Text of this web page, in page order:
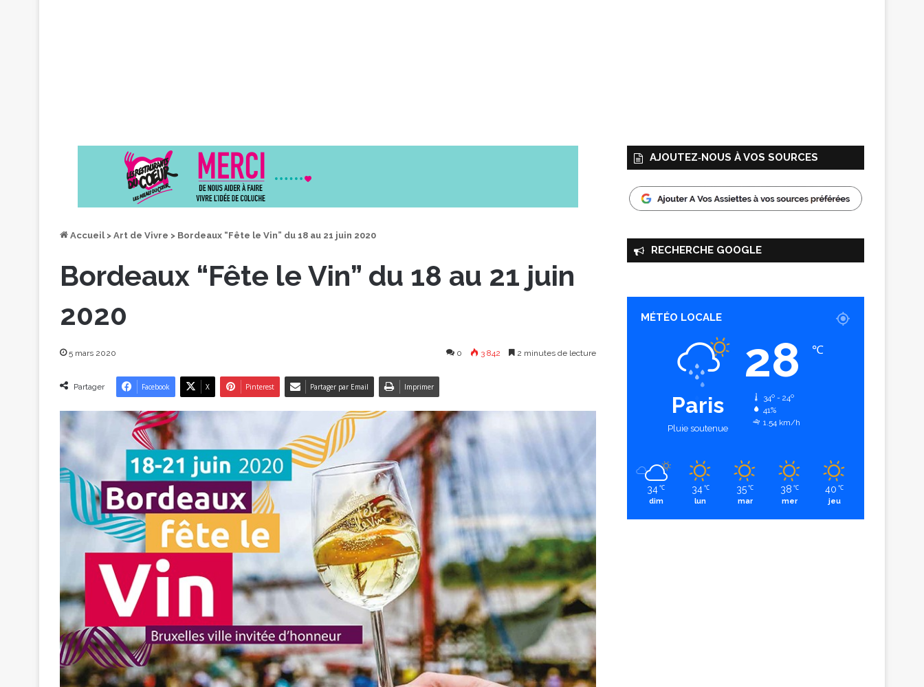
Accueil > Art de Vivre > Bordeaux “Fête le Vin” du 18 au 21 juin 2020
Bordeaux “Fête le Vin” du 18 au 21 juin
2020
5 mars 2020 0 3 842 2 minutes de lecture
Partager Facebook X Pinterest Partager par Email Imprimer
AJOUTEZ‑NOUS À VOS SOURCES
RECHERCHE GOOGLE
MÉTÉO LOCALE
Paris
Pluie soutenue
28 ℃
34º - 24º
41%
1.54 km/h
34 ℃
dim
34 ℃
lun
35 ℃
mar
38 ℃
mer
40 ℃
jeu